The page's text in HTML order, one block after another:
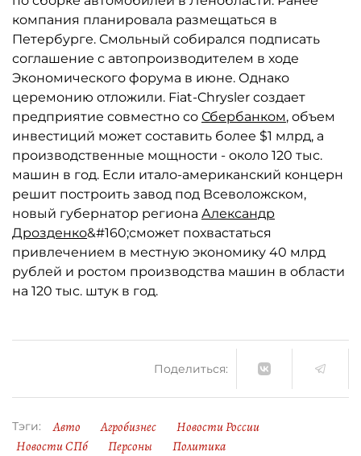
компания планировала размещаться в
Петербурге. Смольный собирался подписать
соглашение с автопроизводителем в ходе
Экономического форума в июне. Однако
церемонию отложили. Fiat-Chrysler создает
предприятие совместно со Сбербанком, объем
инвестиций может составить более $1 млрд, а
производственные мощности - около 120 тыс.
машин в год. Если итало-американский концерн
решит построить завод под Всеволожском,
новый губернатор региона Александр
Дрозденко&#160;сможет похвастаться
привлечением в местную экономику 40 млрд
рублей и ростом производства машин в области
на 120 тыс. штук в год.
Поделиться:
Тэги: Авто Агробизнес
Новости России
Новости СПб
Персоны
Политика